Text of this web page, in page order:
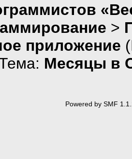
>
приложение
Месяцы в
Powered by SMF